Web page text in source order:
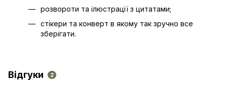
розвороти та ілюстрації з цитатами;
стікери та конверт в якому так зручно все
зберігати.
Відгуки 2